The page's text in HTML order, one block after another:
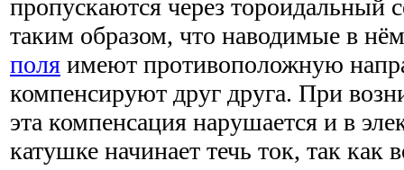
пропускаются через тороидальный
таким образом, что наводимые в
поля имеют противоположную
компенсируют друг друга. При
эта компенсация нарушается и в
катушке начинает течь ток, так как